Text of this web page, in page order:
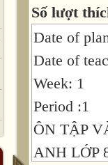
Số lượt
Date of
Date of
Week: 1
Period :1
ÔN TẬP
ANH LỚP